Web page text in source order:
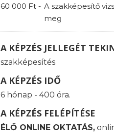
60 000 Ft - A szakképesítő
meg
A KÉPZÉS JELLEGÉT
szakképesítés
A KÉPZÉS IDŐ
6 hónap - 400 óra.
A KÉPZÉS FELÉPÍTÉSE
ÉLŐ ONLINE OKTATÁS,